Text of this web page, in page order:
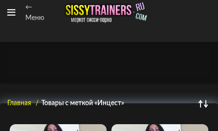
←
Меню
Главная Товары с меткой «Инцест»